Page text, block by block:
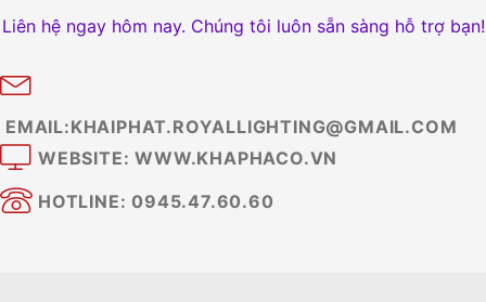
Liên hệ ngay hôm nay. Chúng tôi luôn sẵn sàng hỗ trợ bạn!
EMAIL:KHAIPHAT.ROYALLIGHTING@GMAIL.COM
WEBSITE: WWW.KHAPHACO.VN
HOTLINE: 0945.47.60.60